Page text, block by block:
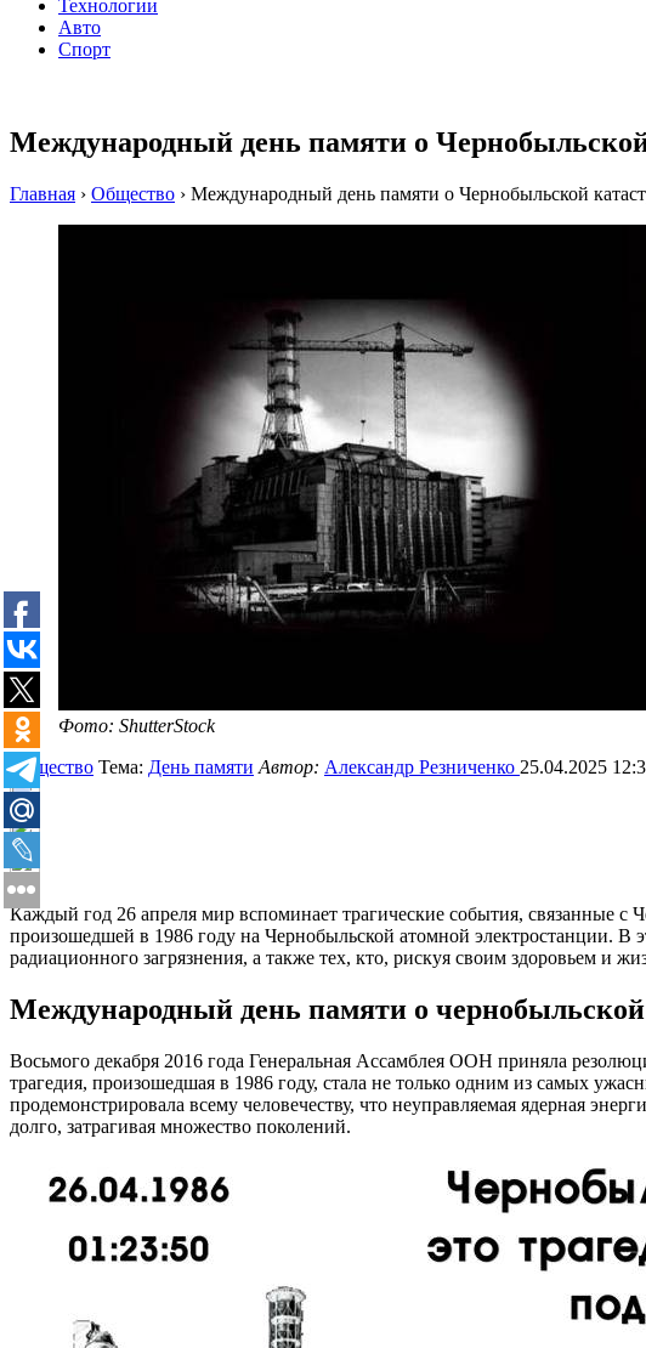
Технологии
Авто
Спорт
Международный день памяти о Чернобыльской
Главная › Общество › Международный день памяти о Чернобыльской
Фото: ShutterStock
Общество Тема: День памяти Автор: Александр Резниченко 25.04.2025
Каждый год 26 апреля мир вспоминает трагические события, связанные
произошедшей в 1986 году на Чернобыльской атомной электростанции. В
радиационного загрязнения, а также тех, кто, рискуя своим здоровьем и
Международный день памяти о чернобыльской
Восьмого декабря 2016 года Генеральная Ассамблея ООН приняла
трагедия, произошедшая в 1986 году, стала не только одним из самых
продемонстрировала всему человечеству, что неуправляемая ядерная
долго, затрагивая множество поколений.